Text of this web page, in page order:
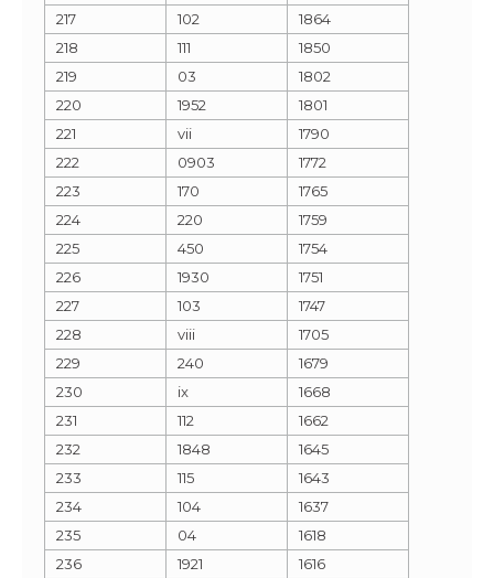
217
102
1864
218
111
1850
219
03
1802
220
1952
1801
221
vii
1790
222
0903
1772
223
170
1765
224
220
1759
225
450
1754
226
1930
1751
227
103
1747
228
viii
1705
229
240
1679
230
ix
1668
231
112
1662
232
1848
1645
233
115
1643
234
104
1637
235
04
1618
236
1921
1616